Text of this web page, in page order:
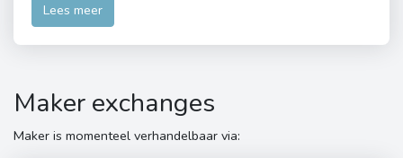
Lees meer
Maker exchanges
Maker is momenteel verhandelbaar via: